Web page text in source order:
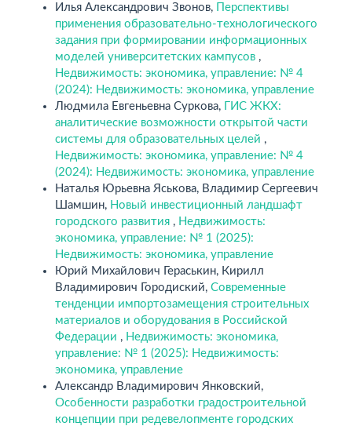
Илья Александрович Звонов,
Перспективы
применения образовательно-технологического
задания при формировании информационных
моделей университетских кампусов ,
Недвижимость: экономика, управление: № 4
(2024): Недвижимость: экономика, управление
Людмила Евгеньевна Суркова,
ГИС ЖКХ:
аналитические возможности открытой части
системы для образовательных целей ,
Недвижимость: экономика, управление: № 4
(2024): Недвижимость: экономика, управление
Наталья Юрьевна Яськова, Владимир Сергеевич
Шамшин, Новый инвестиционный ландшафт
городского развития , Недвижимость:
экономика, управление: № 1 (2025):
Недвижимость: экономика, управление
Юрий Михайлович Гераськин, Кирилл
Владимирович Городиский, Современные
тенденции импортозамещения строительных
материалов и оборудования в Российской
Федерации , Недвижимость: экономика,
управление: № 1 (2025): Недвижимость:
экономика, управление
Александр Владимирович Янковский,
Особенности разработки градостроительной
концепции при редевелопменте городских